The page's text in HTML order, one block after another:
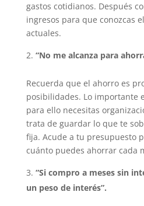
gastos cotidianos. Después
ingresos para que conozcas
actuales.
“No me alcanza para
Recuerda que el ahorro es
posibilidades. Lo importante
para ello necesitas
trata de guardar lo que te
fija. Acude a tu presupuesto
cuánto puedes ahorrar cada
“Si compro a meses sin
un peso de interés”.